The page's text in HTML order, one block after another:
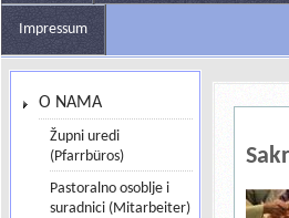
Impressum
O NAMA
Župni uredi
(Pfarrbüros)
Pastoralno osoblje i
suradnici (Mitarbeiter)